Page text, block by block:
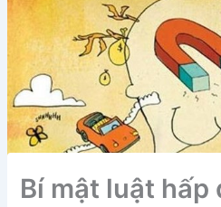
Bí mật luật hấp